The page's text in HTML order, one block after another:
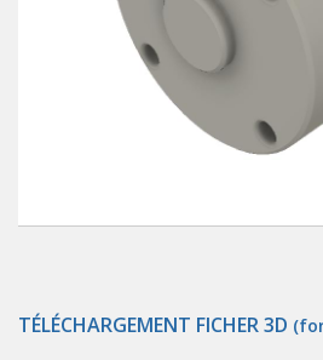
Traitements d'air compacts
TÉLÉCHARGEMENT FICHER 3D